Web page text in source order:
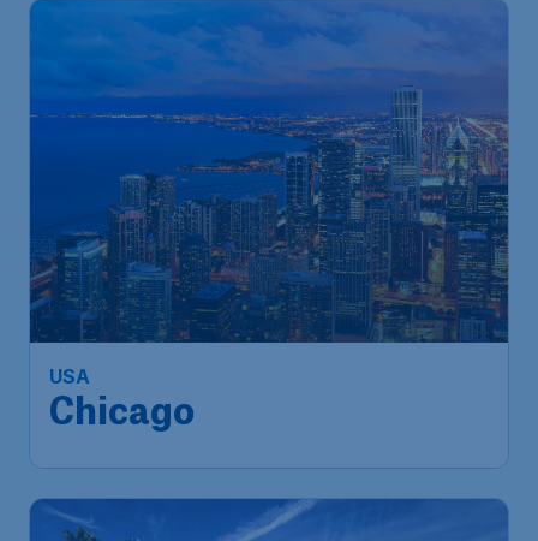
USA
Chicago
€
627*
ab
Chicago
Flughafen O’Hare
Vor 1 Stunde gefunden